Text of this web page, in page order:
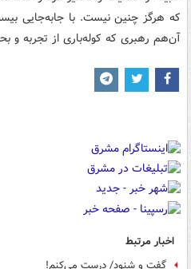
که هرگز چنین نیست. با جابه‌جایی
آن‌هم رهبری که کوله‌باری از تجربه و
اخبار مرتبط
گفت و شنود/ درست می‌کنم!